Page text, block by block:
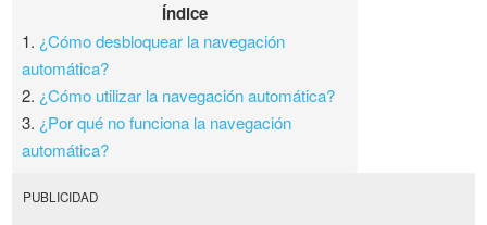
Índice
1. ¿Cómo desbloquear la navegación
automática?
2. ¿Cómo utilizar la navegación automática?
3. ¿Por qué no funciona la navegación
automática?
PUBLICIDAD